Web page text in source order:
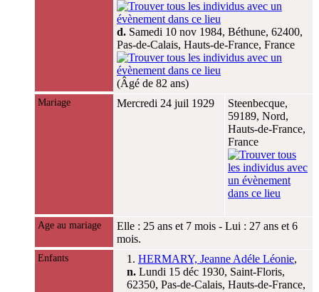
d. Samedi 10 nov 1984, Béthune, 62400,
Pas-de-Calais, Hauts-de-France, France
(Âgé de 82 ans)
Mariage Mercredi 24 juil 1929
Steenbecque,
59189, Nord,
Hauts-de-France,
France
Age au mariage
Elle : 25 ans et 7 mois - Lui : 27 ans et 6
mois.
Enfants 1. HERMARY, Jeanne Adéle Léonie,
n. Lundi 15 déc 1930, Saint-Floris,
62350, Pas-de-Calais, Hauts-de-France,